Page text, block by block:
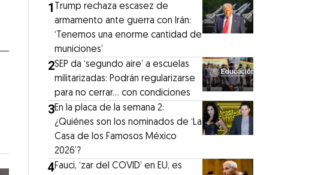
1
Trump rechaza escasez de
armamento ante guerra con Irán:
‘Tenemos una enorme cantidad de
municiones’
2SEP da ‘segundo aire’ a escuelas
militarizadas: Podrán regularizarse
para no cerrar... con condiciones
3En la placa de la semana 2:
¿Quiénes son los nominados de ‘La
Casa de los Famosos México
2026’?
4Fauci, ‘zar del COVID’ en EU, es